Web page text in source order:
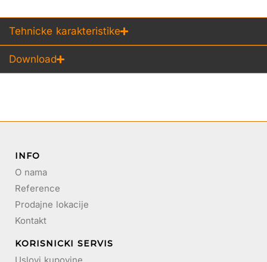
Tehnicke karakteristike
Download
INFO
O nama
Reference
Prodajne lokacije
Kontakt
KORISNICKI SERVIS